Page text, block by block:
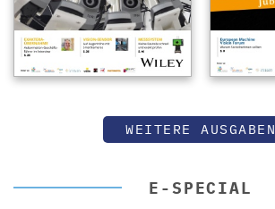
WEITERE AUSGABEN
E-SPECIAL